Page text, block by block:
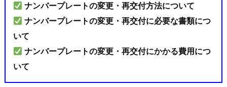
ナンバープレートの変更・再交付方法について
ナンバープレートの変更・再交付に必要な書類につ
いて
ナンバープレートの変更・再交付にかかる費用につ
いて